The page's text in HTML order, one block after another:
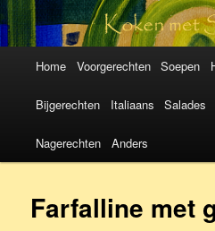
Koken met
SmulMama
Spring
naar
de
inhoud
Spring
naar
de
inhoud
Home Voorgerechten Soepen
Bijgerechten Italiaans Salades
Nagerechten Anders
Farfalline met